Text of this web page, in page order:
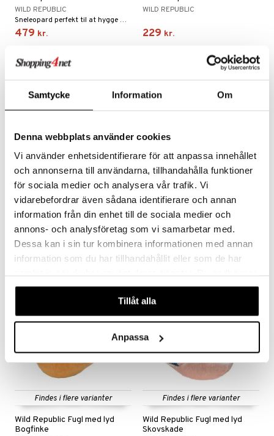
Samtycke Information Om
Denna webbplats använder cookies
Vi använder enhetsidentifierare för att anpassa innehållet
och annonserna till användarna, tillhandahålla funktioner
för sociala medier och analysera vår trafik. Vi
vidarebefordrar även sådana identifierare och annan
information från din enhet till de sociala medier och
annons- och analysföretag som vi samarbetar med.
Dessa kan i sin tur kombinera informationen med annan
information som du har tillhandahållit eller som de har
våra cookies vid fortsatt användande av vår webbplats.
Tillåt alla
Anpassa
WILD REPUBLIC
Sneleopard perfekt til at hygge med!
479 kr.
WILD REPUBLIC
229 kr.
Wild Republic Ecokins
Kapivar 30 cm
WILD REPUBLIC
En realistisk kapybara at hygge med!
149 kr.
Wild Republic Foil
Rattlesnake 137 cm
WILD REPUBLIC
119 kr.
Findes i flere varianter
Wild Republic Fugl med lyd
Bogfinke
Findes i flere varianter
Wild Republic Fugl med lyd
Skovskade